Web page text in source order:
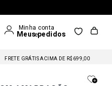
FRETE GRÁTIS ACIMA DE R$699,00
NAS COMPRAS A PARTIR DE R$699
FRETE GRÁTIS ACIMA DE R$699,00